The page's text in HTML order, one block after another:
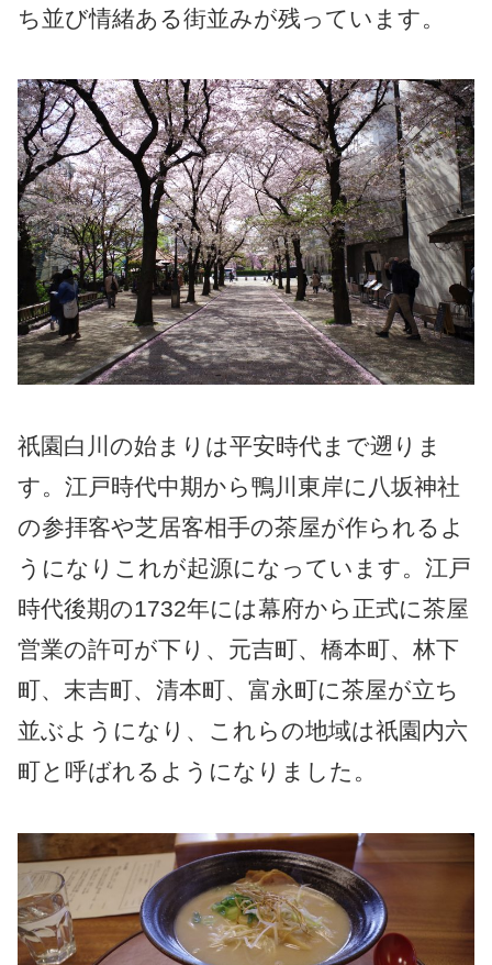
ち並び情緒ある街並みが残っています。
祇園白川の始まりは平安時代まで遡りま
す。江戸時代中期から鴨川東岸に八坂神社
の参拝客や芝居客相手の茶屋が作られるよ
うになりこれが起源になっています。江戸
時代後期の1732年には幕府から正式に茶屋
営業の許可が下り、元吉町、橋本町、林下
町、末吉町、清本町、富永町に茶屋が立ち
並ぶようになり、これらの地域は祇園内六
町と呼ばれるようになりました。